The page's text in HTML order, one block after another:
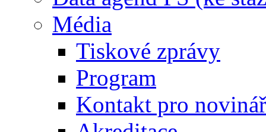
Média
Tiskové zprávy
Program
Kontakt pro